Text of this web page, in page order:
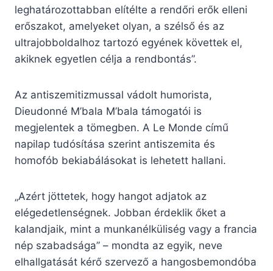
leghatározottabban elítélte a rendőri erők elleni
erőszakot, amelyeket olyan, a szélső és az
ultrajobboldalhoz tartozó egyének követtek el,
akiknek egyetlen célja a rendbontás”.
Az antiszemitizmussal vádolt humorista,
Dieudonné M’bala M’bala támogatói is
megjelentek a tömegben. A Le Monde című
napilap tudósítása szerint antiszemita és
homofób bekiabálásokat is lehetett hallani.
„Azért jöttetek, hogy hangot adjatok az
elégedetlenségnek. Jobban érdeklik őket a
kalandjaik, mint a munkanélküliség vagy a francia
nép szabadsága” – mondta az egyik, neve
elhallgatását kérő szervező a hangosbemondóba